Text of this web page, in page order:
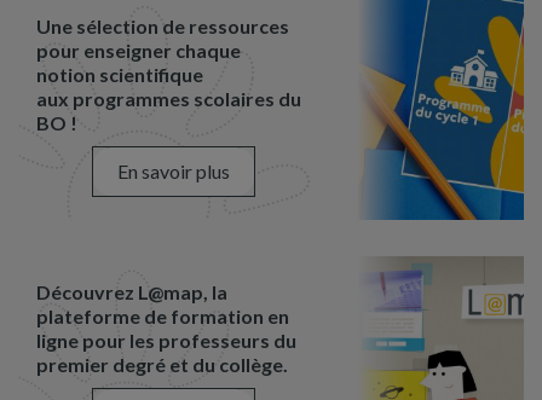
Une sélection de ressources
pour enseigner chaque
notion scientifique
aux programmes scolaires du
BO !
En savoir plus
Découvrez L@map, la
plateforme de formation en
ligne pour les professeurs du
premier degré et du collège.